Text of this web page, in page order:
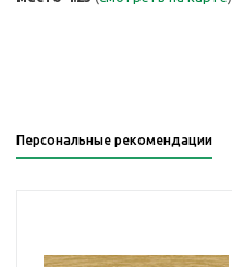
Персональные рекомендации